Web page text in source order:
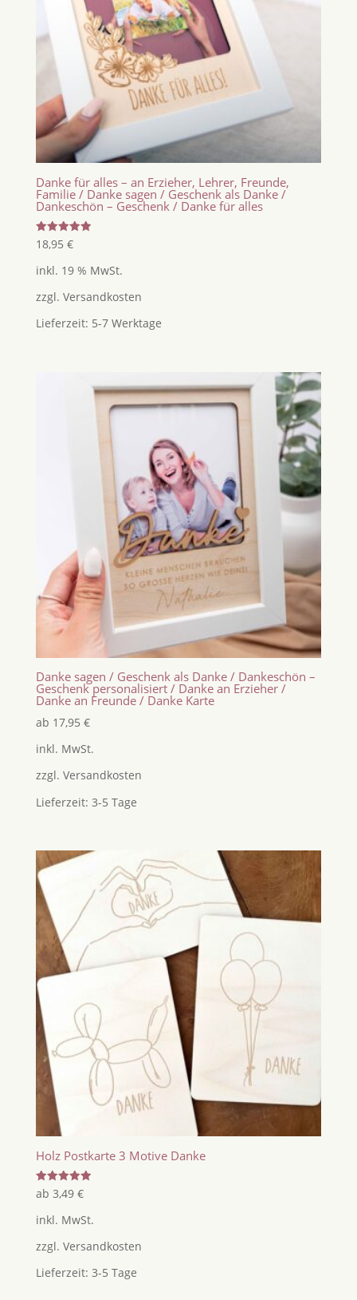
Danke für alles – an Erzieher, Lehrer, Freunde,
Familie / Danke sagen / Geschenk als Danke /
Dankeschön – Geschenk / Danke für alles
Bewertet
mit
von 5
18,95 €
inkl. 19 % MwSt.
zzgl. Versandkosten
Lieferzeit: 5-7 Werktage
Danke sagen / Geschenk als Danke / Dankeschön –
Geschenk personalisiert / Danke an Erzieher /
Danke an Freunde / Danke Karte
ab 17,95 €
inkl. MwSt.
zzgl. Versandkosten
Lieferzeit: 3-5 Tage
Holz Postkarte 3 Motive Danke
Bewertet
mit
von 5
ab 3,49 €
inkl. MwSt.
zzgl. Versandkosten
Lieferzeit: 3-5 Tage